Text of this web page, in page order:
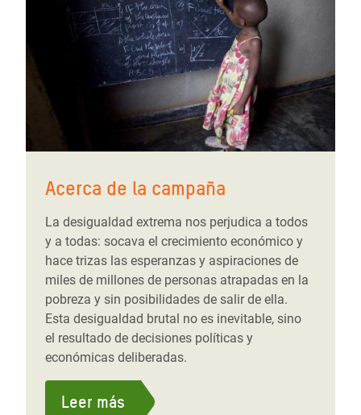
Acerca de la campaña
La desigualdad extrema nos perjudica a todos
y a todas: socava el crecimiento económico y
hace trizas las esperanzas y aspiraciones de
miles de millones de personas atrapadas en la
pobreza y sin posibilidades de salir de ella.
Esta desigualdad brutal no es inevitable, sino
el resultado de decisiones políticas y
económicas deliberadas.
Leer más